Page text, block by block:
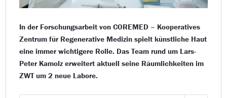
In der Forschungsarbeit von COREMED – Kooperatives
Zentrum für Regenerative Medizin spielt künstliche Haut
eine immer wichtigere Rolle. Das Team rund um Lars-
Peter Kamolz erweitert aktuell seine Räumlichkeiten im
ZWT um 2 neue Labore.